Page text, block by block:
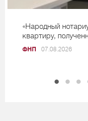
«Народный
квартиру,
ФНП 07.08.2026